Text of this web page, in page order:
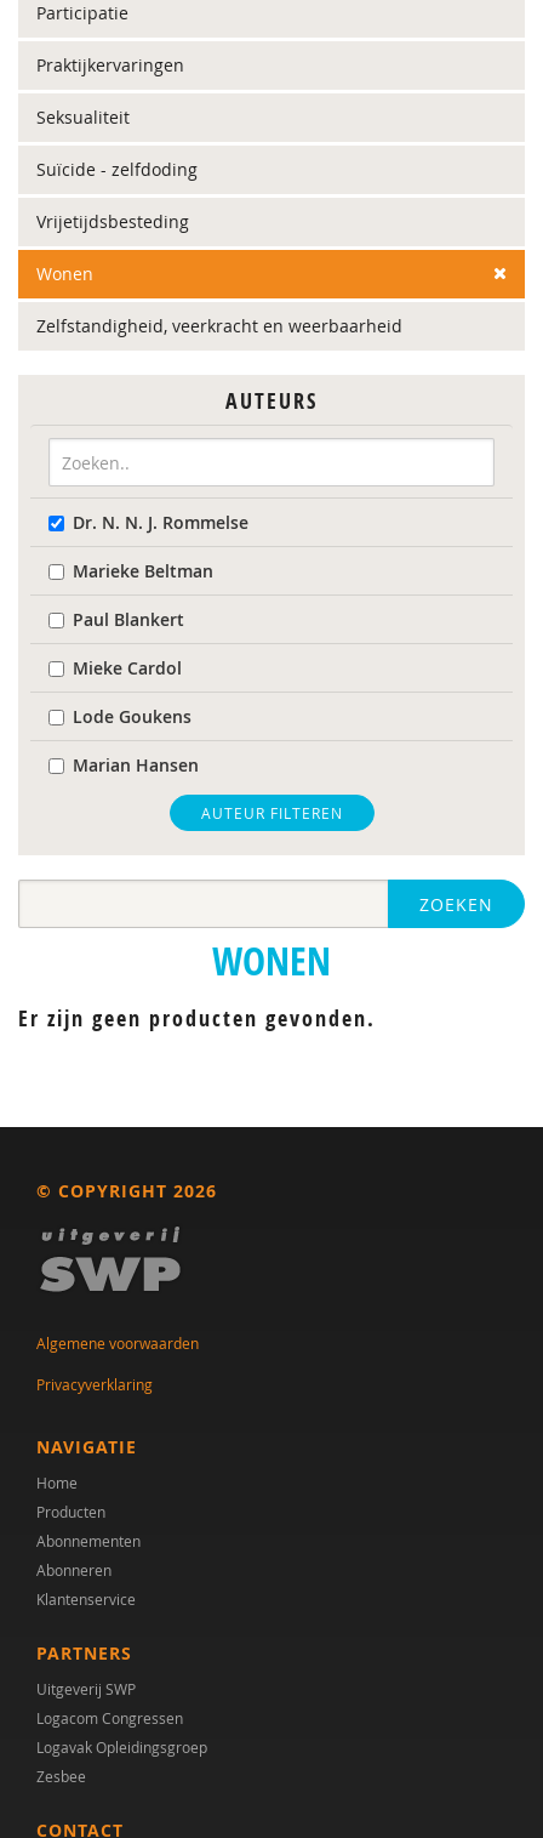
Participatie
Praktijkervaringen
Seksualiteit
Suïcide - zelfdoding
Vrijetijdsbesteding
Wonen
Zelfstandigheid, veerkracht en weerbaarheid
AUTEURS
Dr. N. N. J. Rommelse
Marieke Beltman
Paul Blankert
Mieke Cardol
Lode Goukens
Marian Hansen
Heidi J.M. van Heijningen-Tousain
Kurt Joseph
Frans Woltring
AUTEUR FILTEREN
ZOEKEN
WONEN
Er zijn geen producten gevonden.
© COPYRIGHT 2026
Algemene voorwaarden
Privacyverklaring
NAVIGATIE
Home
Producten
Abonnementen
Abonneren
Klantenservice
PARTNERS
Uitgeverij SWP
Logacom Congressen
Logavak Opleidingsgroep
Zesbee
CONTACT